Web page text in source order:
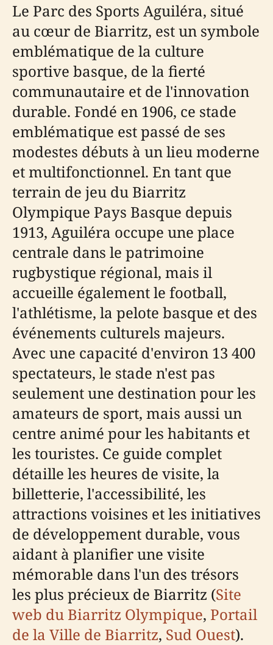
Le Parc des Sports Aguiléra, situé
au cœur de Biarritz, est un symbole
emblématique de la culture
sportive basque, de la fierté
communautaire et de l'innovation
durable. Fondé en 1906, ce stade
emblématique est passé de ses
modestes débuts à un lieu moderne
et multifonctionnel. En tant que
terrain de jeu du Biarritz
Olympique Pays Basque depuis
1913, Aguiléra occupe une place
centrale dans le patrimoine
rugbystique régional, mais il
accueille également le football,
l'athlétisme, la pelote basque et des
événements culturels majeurs.
Avec une capacité d'environ 13 400
spectateurs, le stade n'est pas
seulement une destination pour les
amateurs de sport, mais aussi un
centre animé pour les habitants et
les touristes. Ce guide complet
détaille les heures de visite, la
billetterie, l'accessibilité, les
attractions voisines et les initiatives
de développement durable, vous
aidant à planifier une visite
mémorable dans l'un des trésors
les plus précieux de Biarritz (Site
web du Biarritz Olympique, Portail
de la Ville de Biarritz, Sud Ouest).